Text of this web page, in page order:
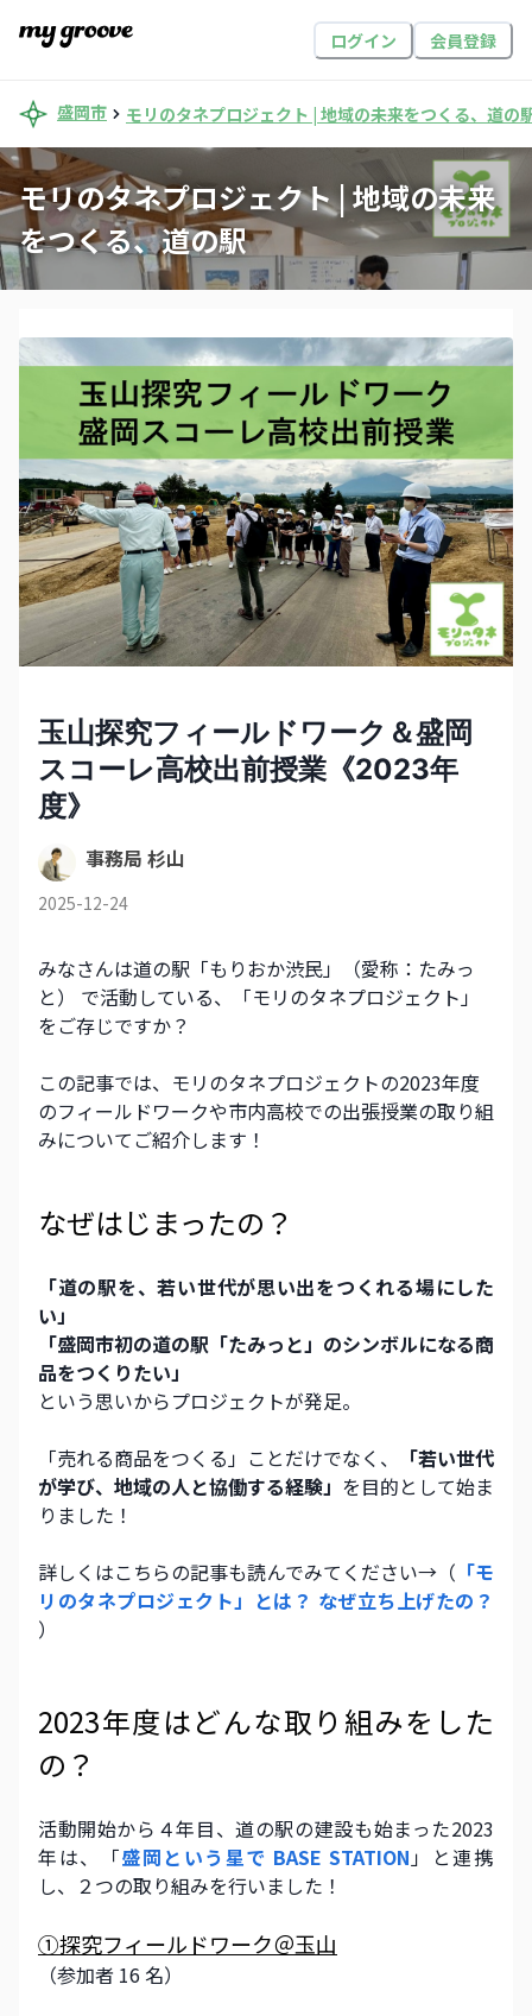
ログイン 会員登録
盛岡市 モリのタネプロジェクト | 地域の未来をつくる、道の
モリのタネプロジェクト | 地域の未来
をつくる、道の駅
玉山探究フィールドワーク＆盛岡
スコーレ高校出前授業《2023年
度》
事務局 杉山
2025-12-24
みなさんは道の駅「もりおか渋民」（愛称：たみっ
と） で活動している、「モリのタネプロジェクト」
をご存じですか？
この記事では、モリのタネプロジェクトの2023年度
のフィールドワークや市内高校での出張授業の取り組
みについてご紹介します！
なぜはじまったの？
「道の駅を、若い世代が思い出をつくれる場にした
い」
「盛岡市初の道の駅「たみっと」のシンボルになる商
品をつくりたい」
という思いからプロジェクトが発足。
「売れる商品をつくる」ことだけでなく、
「若い世代
が学び、地域の人と協働する経験」 を目的として始ま
りました！
詳しくはこちらの記事も読んでみてください→（ 「モ
）
2023年度はどんな取り組みをした
の？
活動開始から４年目、道の駅の建設も始まった2023
年は、「盛岡という星で BASE STATION」と連携
し、２つの取り組みを行いました！
①探究フィールドワーク＠玉山
（参加者 16 名）